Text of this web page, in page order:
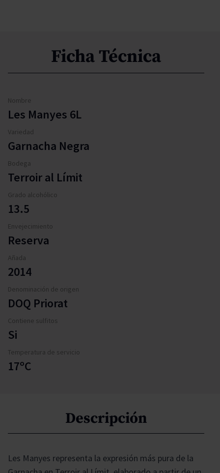
Ficha Técnica
Nombre
Les Manyes 6L
Variedad
Garnacha Negra
Bodega
Terroir al Límit
Grado alcohólico
13.5
Envejecimiento
Reserva
Añada
2014
Denominación de origen
DOQ Priorat
Contiene sulfitos
Si
Temperatura de servicio
17ºC
Descripción
Les Manyes representa la expresión más pura de la